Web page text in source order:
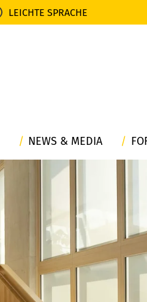
LEICHTE SPRACHE
NEWS & MEDIA